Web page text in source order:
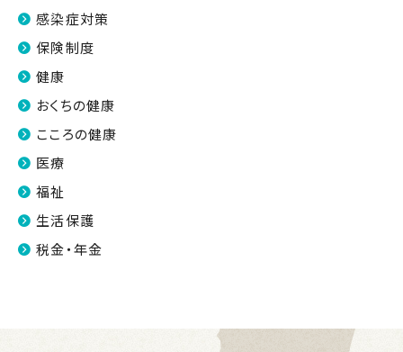
感染症対策
保険制度
健康
おくちの健康
こころの健康
医療
福祉
生活保護
税金・年金